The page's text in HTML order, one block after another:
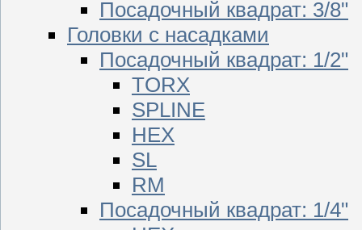
Посадочный квадрат: 3/8"
Головки с насадками
Посадочный квадрат: 1/2"
TORX
SPLINE
HEX
SL
RM
Посадочный квадрат: 1/4"